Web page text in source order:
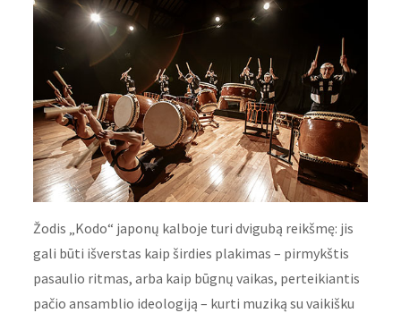
Žodis „Kodo“ japonų kalboje turi dvigubą reikšmę: jis
gali būti išverstas kaip širdies plakimas – pirmykštis
pasaulio ritmas, arba kaip būgnų vaikas, perteikiantis
pačio ansamblio ideologiją – kurti muziką su vaikišku